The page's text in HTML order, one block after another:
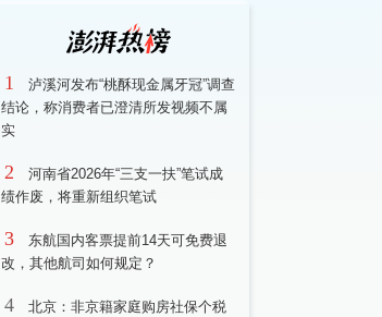
1
泸溪河发布“桃酥现金属牙冠”调查
结论，称消费者已澄清所发视频不属
实
2
河南省2026年“三支一扶”笔试成
绩作废，将重新组织笔试
3
东航国内客票提前14天可免费退
改，其他航司如何规定？
4
北京：非京籍家庭购房社保个税